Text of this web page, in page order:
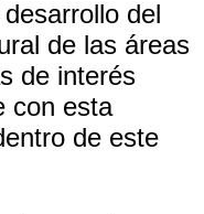
del
de las áreas
de interés
con esta
de este